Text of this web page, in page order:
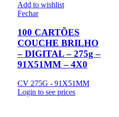
Add to wishlist
Fechar
100 CARTÕES
COUCHE BRILHO
– DIGITAL – 275g –
91X51MM – 4X0
CV 275G - 91X51MM
Login to see prices